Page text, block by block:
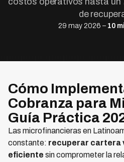
de
29 may 2026 – 10
Cómo
Cobranza para
Guía Práctica
Las microfinancieras en
constante: recuperar cartera
eficiente sin comprometer la